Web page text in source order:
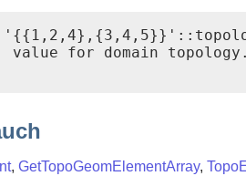
value for domain
, GetTopoGeomElementArray,